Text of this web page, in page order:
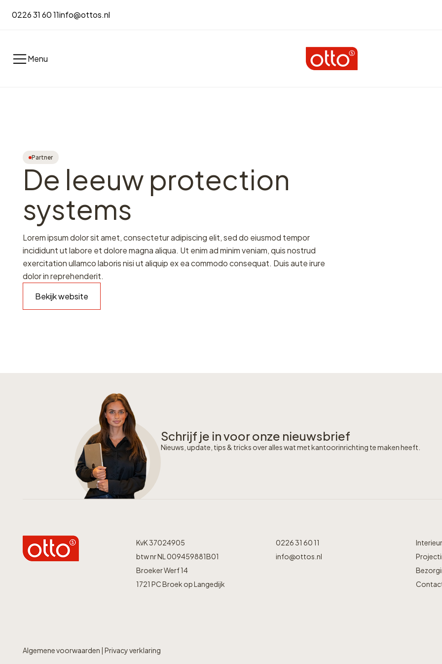
0226 31 60 11info@ottos.nl
Menu
Partner
De leeuw protection
systems
Lorem ipsum dolor sit amet, consectetur adipiscing elit, sed do eiusmod tempor
incididunt ut labore et dolore magna aliqua. Ut enim ad minim veniam, quis nostrud
exercitation ullamco laboris nisi ut aliquip ex ea commodo consequat. Duis aute irure
dolor in reprehenderit.
Bekijk website
Schrijf je in voor onze nieuwsbrief
Nieuws, update, tips & tricks over alles wat met kantoorinrichting te maken heeft.
KvK 37024905
btw nr NL 009459881B01
Broeker Werf 14
1721 PC Broek op Langedijk
0226 31 60 11
info@ottos.nl
Algemene voorwaarden Privacy verklaring